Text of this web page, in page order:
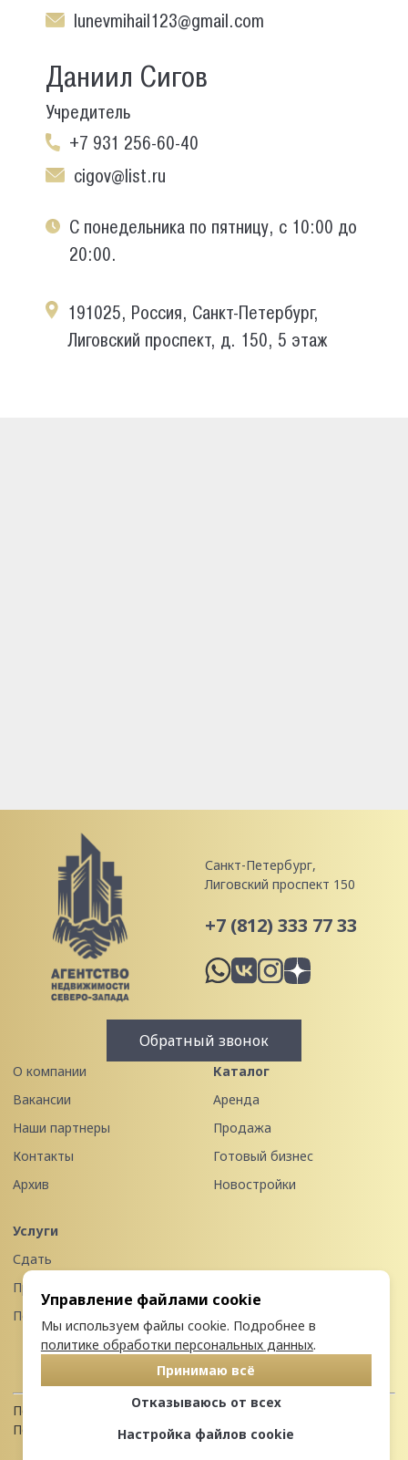
lunevmihail123@gmail.com
Даниил Сигов
Учредитель
+7 931 256-60-40
cigov@list.ru
С понедельника по пятницу, с 10:00 до
20:00.
191025, Россия, Санкт-Петербург,
Лиговский проспект, д. 150, 5 этаж
Санкт-Петербург,
Лиговский проспект 150
+7 (812) 333 77 33
Обратный звонок
О компании
Вакансии
Наши партнеры
Контакты
Архив
Каталог
Аренда
Продажа
Готовый бизнес
Новостройки
Услуги
Сдать
Продать
Передать в управление
Политика конфиденциальности
Пользовательское соглашение
Управление файлами cookie
Мы используем файлы cookie. Подробнее в
политике обработки персональных данных.
Принимаю всё
Отказываюсь от всех
Настройка файлов cookie